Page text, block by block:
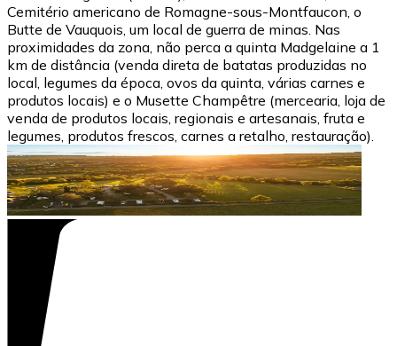
Cemitério americano de Romagne-sous-Montfaucon, o
Butte de Vauquois, um local de guerra de minas. Nas
proximidades da zona, não perca a quinta Madgelaine a 1
km de distância (venda direta de batatas produzidas no
local, legumes da época, ovos da quinta, várias carnes e
produtos locais) e o Musette Champêtre (mercearia, loja de
venda de produtos locais, regionais e artesanais, fruta e
legumes, produtos frescos, carnes a retalho, restauração).